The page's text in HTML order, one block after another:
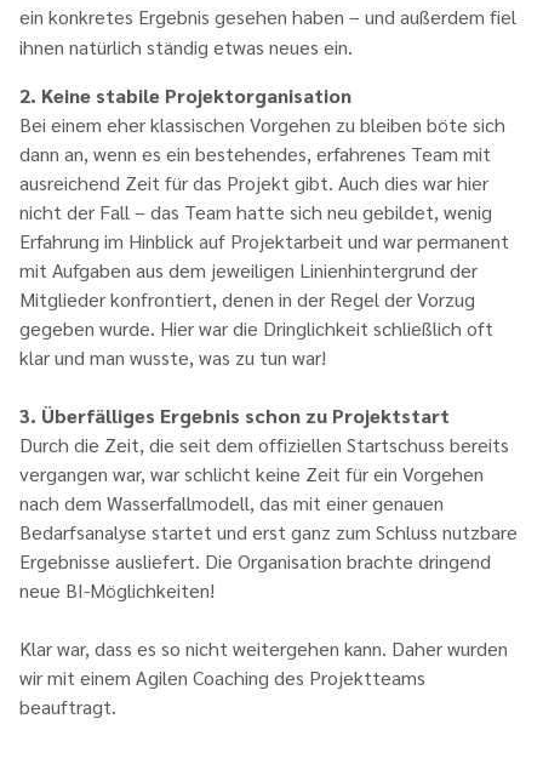
ein konkretes Ergebnis gesehen haben – und außerdem fiel
ihnen natürlich ständig etwas neues ein.
2. Keine stabile Projektorganisation
Bei einem eher klassischen Vorgehen zu bleiben böte sich
dann an, wenn es ein bestehendes, erfahrenes Team mit
ausreichend Zeit für das Projekt gibt. Auch dies war hier
nicht der Fall – das Team hatte sich neu gebildet, wenig
Erfahrung im Hinblick auf Projektarbeit und war permanent
mit Aufgaben aus dem jeweiligen Linienhintergrund der
Mitglieder konfrontiert, denen in der Regel der Vorzug
gegeben wurde. Hier war die Dringlichkeit schließlich oft
klar und man wusste, was zu tun war!
3. Überfälliges Ergebnis schon zu Projektstart
Durch die Zeit, die seit dem offiziellen Startschuss bereits
vergangen war, war schlicht keine Zeit für ein Vorgehen
nach dem Wasserfallmodell, das mit einer genauen
Bedarfsanalyse startet und erst ganz zum Schluss nutzbare
Ergebnisse ausliefert. Die Organisation brachte dringend
neue BI-Möglichkeiten!
Klar war, dass es so nicht weitergehen kann. Daher wurden
wir mit einem Agilen Coaching des Projektteams
beauftragt.